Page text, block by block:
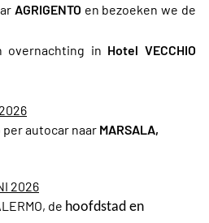
AGRIGENTO en bezoeken we de
overnachting in Hotel VECCHIO
autocar naar MARSALA,
2026
de hoofdstad en